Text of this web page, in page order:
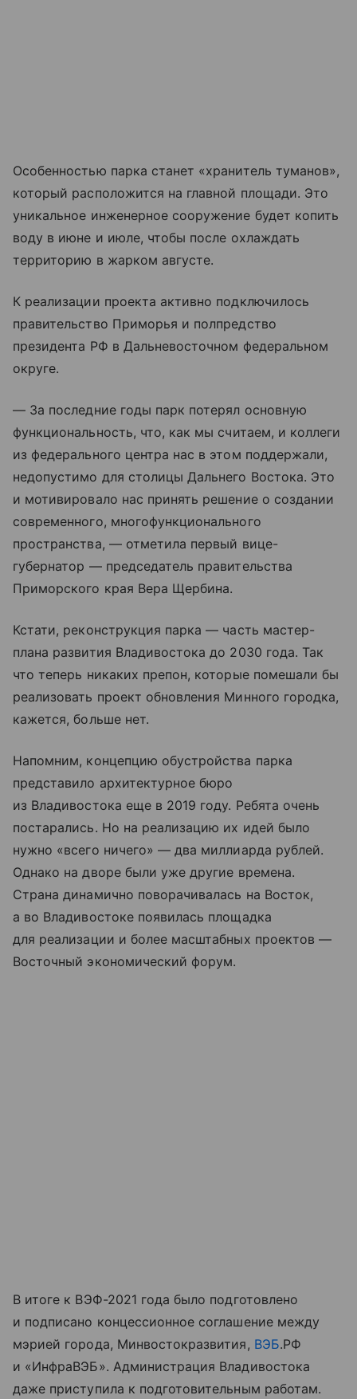
Особенностью парка станет «хранитель туманов»,
который расположится на главной площади. Это
уникальное инженерное сооружение будет копить
воду в июне и июле, чтобы после охлаждать
территорию в жарком августе.
К реализации проекта активно подключилось
правительство Приморья и полпредство
президента РФ в Дальневосточном федеральном
округе.
— За последние годы парк потерял основную
функциональность, что, как мы считаем, и коллеги
из федерального центра нас в этом поддержали,
недопустимо для столицы Дальнего Востока. Это
и мотивировало нас принять решение о создании
современного, многофункционального
пространства, — отметила первый вице-
губернатор — председатель правительства
Приморского края Вера Щербина.
Кстати, реконструкция парка — часть мастер-
плана развития Владивостока до 2030 года. Так
что теперь никаких препон, которые помешали бы
реализовать проект обновления Минного городка,
кажется, больше нет.
Напомним, концепцию обустройства парка
представило архитектурное бюро
из Владивостока еще в 2019 году. Ребята очень
постарались. Но на реализацию их идей было
нужно «всего ничего» — два миллиарда рублей.
Однако на дворе были уже другие времена.
Страна динамично поворачивалась на Восток,
а во Владивостоке появилась площадка
для реализации и более масштабных проектов —
Восточный экономический форум.
В итоге к ВЭФ-2021 года было подготовлено
и подписано концессионное соглашение между
мэрией города, Минвостокразвития, ВЭБ.РФ
и «ИнфраВЭБ». Администрация Владивостока
даже приступила к подготовительным работам.